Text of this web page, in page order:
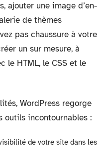
ajouter une image d’en-
de thèmes
pas chaussure à votre
un sur mesure, à
le HTML, le CSS et le
WordPress regorge
outils incontournables :
de votre site dans les